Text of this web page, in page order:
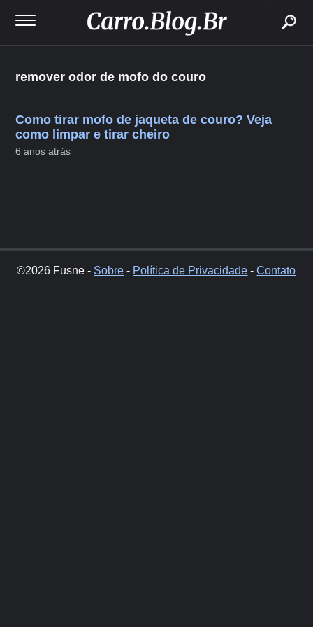
remover odor de mofo do couro
Como tirar mofo de jaqueta de couro? Veja
como limpar e tirar cheiro
6 anos atrás
©2026 Fusne - Sobre - Política de Privacidade -Contato